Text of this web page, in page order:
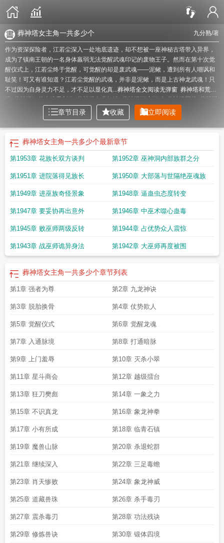
九分熟/著
葬神塔女主角一共多少个
作为资深探险者，江若尘深入一处地底遗迹，却不想被一座神秘古塔带入异界，
成为了镇南王朝的一名身体羸弱无法觉醒武魂印记的废物王子。然而在第十次觉
醒仪式上，江若尘终于觉醒，可觉醒的却是废武魂——泥鳅，遭到所有人嘲讽和
耻笑！可又有谁知道？江若尘觉醒的武魂，并非是泥鳅，而是上古神龙武魂！只
不过因为自身灵力不足，才不足以显化真...葬神塔全文阅读无弹窗 葬神塔和荒
江若尘几个伴侣 葬神塔几个老婆 葬神塔女主角一共多少个葬神塔全文免费阅
葬神塔免费完整版葬神塔林玄葬神塔江若尘百度百科葬神塔江若尘
江若尘女人是谁葬神塔笔趣阁在线阅读葬神塔秦玄葬神塔帝葬神塔顾乘风葬
神塔全文葬神塔江若尘最新章节更新信息列表
新葬神塔等级介绍葬神塔哪个软件完结葬神塔江若尘笔趣阁葬神塔txt葬神塔
境界划分一览表葬神塔全部境界 葬神塔笔趣阁无弹窗最新章节内葬神塔顾乖
文最新章节阅读
章节目录 收藏 立即阅读
葬神塔女主角一共多少个最新章节
第1953章 花族长双方谈判 第1952章 巫神洞内部族群之分
第1951章 进院落得见族长 第1950章 大部落与世隔绝巫魂族
第1949章 进巫族奇怪景象 第1948章 逼蛊虫态度转变
第1947章 要妥协再出意外 第1946章 中巫术噬心蛊毒
第1945章 败巫师两级反转 第1944章 占优势众人震惊
第1943章 战巫师诡异身法 第1942章 大巫师再度被围
葬神塔女主角一共多少个章节列表
第1章 强者为尊 第2章 九龙神诀
第3章 脱胎换骨 第4章 仗势欺人
第5章 觉醒仪式 第6章 觉醒龙魂
第7章 入通脉境 第8章 打通暗脉
第9章 上门羞辱 第10章 灭杀小翠
第11章 星斗商会 第12章 越级擂台
第13章 狂刀樊彪 第14章 一象之力
第15章 不识真龙 第16章 象龙神拳
第17章 小有所成 第18章 临青石镇
第19章 魔兽山脉 第20章 杀退蛇群
第21章 继续深入 第22章 三足毒蟾
第23章 肖天惨败 第24章 象龙神威
第25章 道藏兽珠 第26章 杀手毒刃
第27章 震杀毒刃 第28章 功法残诀
第29章 修炼兽诀 第30章 锻体四境